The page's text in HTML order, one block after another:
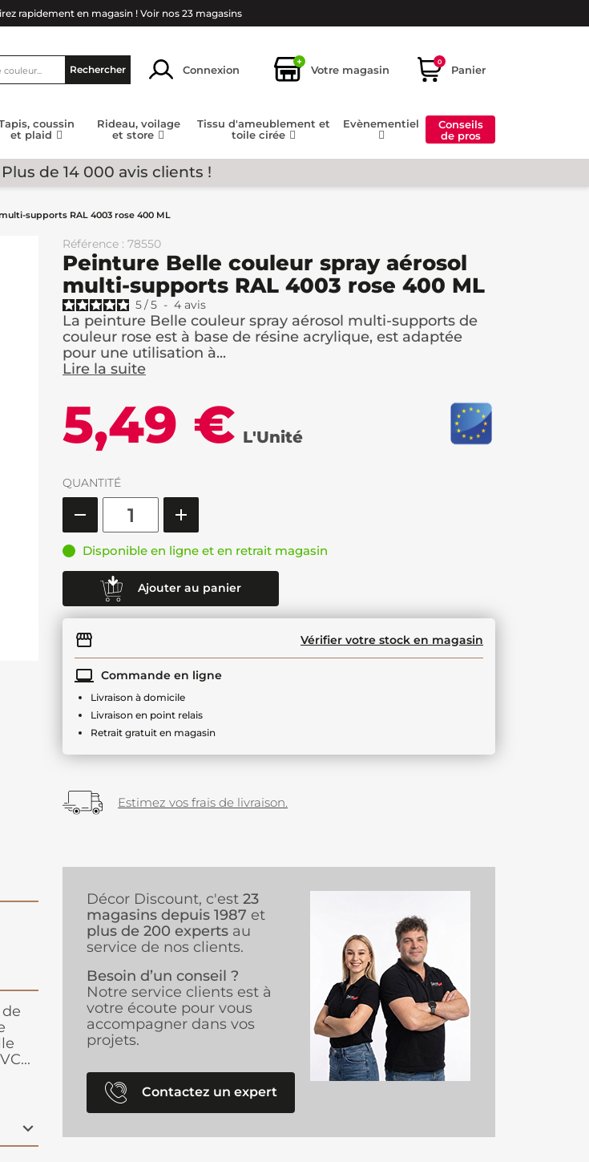
rapidement en magasin ! Voir nos 23 magasins
Rechercher Connexion
+
Votre magasin
0
Panier
coussin
et plaid
Rideau, voilage
et store
Tissu d'ameublement et
toile cirée
Evènementiel
Conseils
de pros
- Plus de 14 000 avis clients !
supports RAL 4003 rose 400 ML
Référence : 78550
Peinture Belle couleur spray aérosol
multi-supports RAL 4003 rose 400 ML
5/5 - 4 avis
La peinture Belle couleur spray aérosol multi-supports de
couleur rose est à base de résine acrylique, est adaptée
pour une utilisation à...
Lire la suite
5,49 € L'Unité
QUANTITÉ
Disponible en ligne et en retrait magasin
Ajouter au panier
Vérifier votre stock en magasin
Commande en ligne
Livraison à domicile
Livraison en point relais
Retrait gratuit en magasin
Estimez vos frais de livraison.
Décor Discount, c'est 23
magasins depuis 1987 et
plus de 200 experts au
service de nos clients.
Besoin d’un conseil ?
Notre service clients est à
votre écoute pour vous
accompagner dans vos
projets.
Contactez un expert